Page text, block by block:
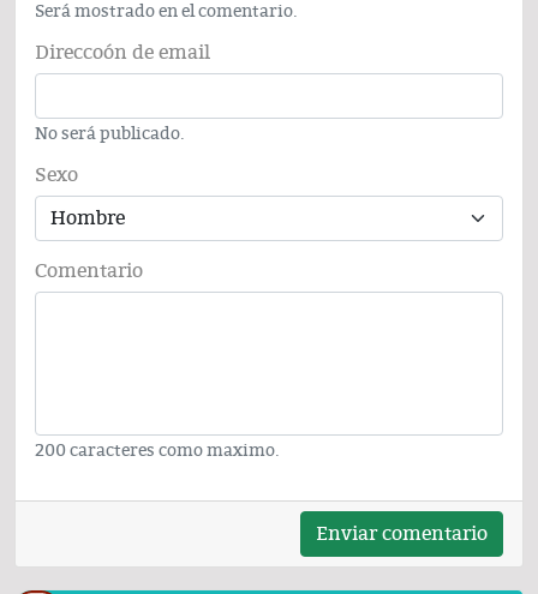
Será mostrado en el comentario.
Direccoón de email
No será publicado.
Sexo
Comentario
200 caracteres como maximo.
Enviar comentario